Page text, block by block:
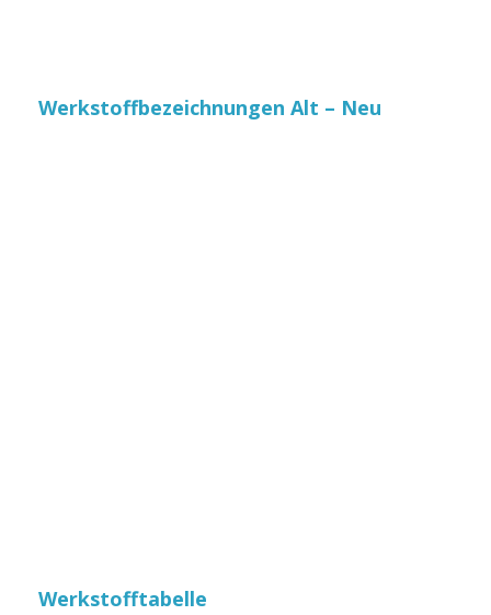
Werkstoffbezeichnungen Alt – Neu
Werkstofftabelle